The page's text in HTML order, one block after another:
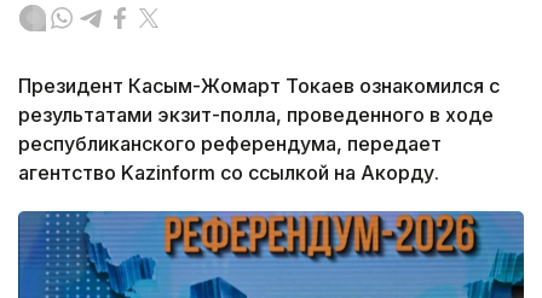
Президент Касым-Жомарт Токаев ознакомился с
результатами экзит-полла, проведенного в ходе
республиканского референдума, передает
агентство Kazinform со ссылкой на Акорду.